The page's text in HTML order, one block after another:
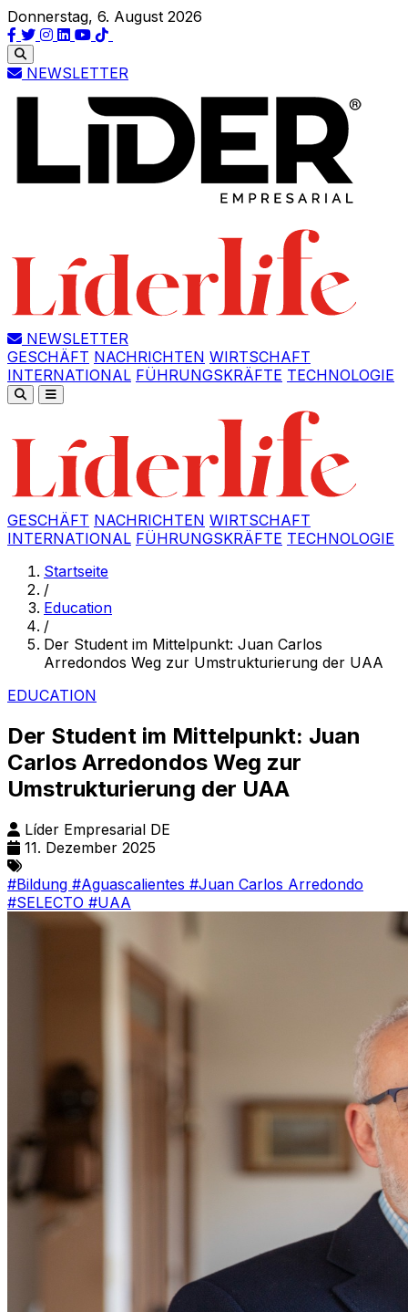
Donnerstag, 6. August 2026
NEWSLETTER
NEWSLETTER
GESCHÄFT NACHRICHTEN WIRTSCHAFT
INTERNATIONAL FÜHRUNGSKRÄFTE TECHNOLOGIE
GESCHÄFT NACHRICHTEN WIRTSCHAFT
INTERNATIONAL FÜHRUNGSKRÄFTE TECHNOLOGIE
Startseite
/
Education
/
Der Student im Mittelpunkt: Juan Carlos
Arredondos Weg zur Umstrukturierung der UAA
EDUCATION
Der Student im Mittelpunkt: Juan
Carlos Arredondos Weg zur
Umstrukturierung der UAA
Líder Empresarial DE
11. Dezember 2025
#Bildung #Aguascalientes #Juan Carlos Arredondo
#SELECTO #UAA